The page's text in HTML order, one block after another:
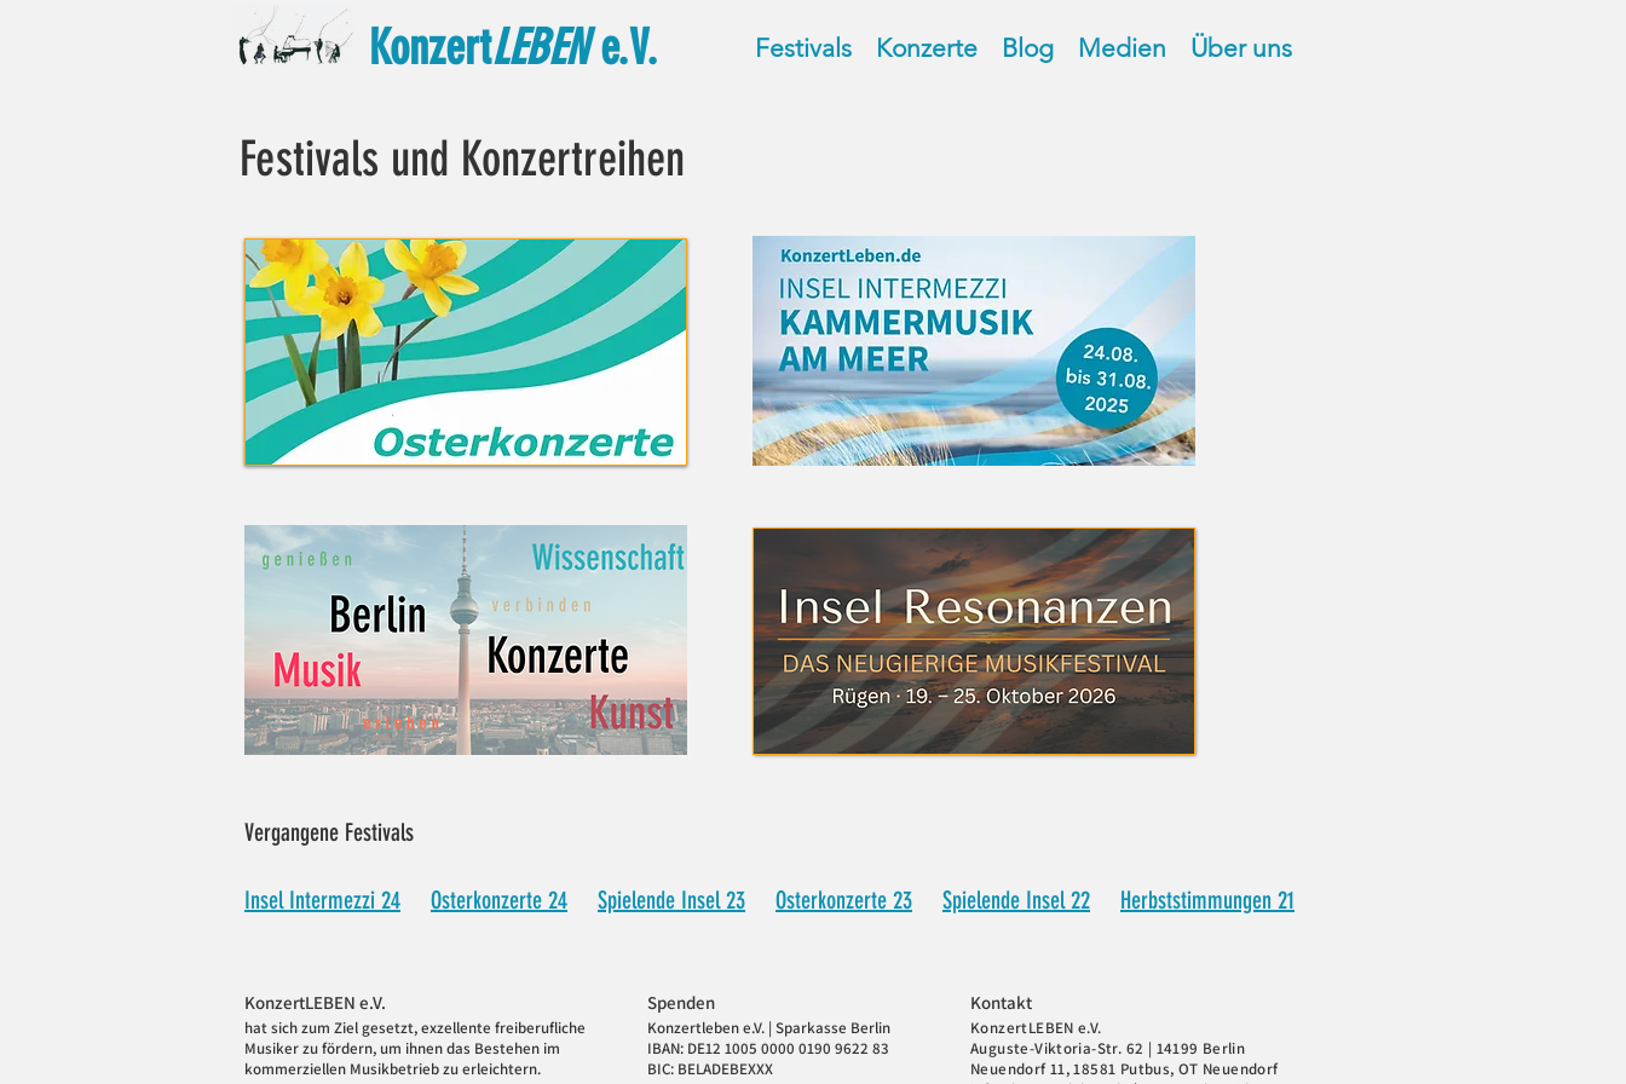
KonzertLEBENe.V. Festivals Konzerte Blog Medien Über uns
Festivals und Konzertreihen
Vergangene Festivals
Insel Intermezzi 24 Osterkonzerte 24 Spielende Insel 23 Osterkonzerte 23 Spielende Insel 22 Herbststimmungen 21
KonzertLEBEN e.V.
hat sich zum Ziel gesetzt, exzellente freiberufliche
Musiker zu fördern, um ihnen das Bestehen im
kommerziellen Musikbetrieb zu erleichtern.
Spenden
Konzertleben e.V. | Sparkasse Berlin
IBAN: DE12 1005 0000 0190 9622 83
BIC: BELADEBEXXX
Kontakt
KonzertLEBEN e.V.
Auguste-Viktoria-Str. 62 | 14199 Berlin
​Neuendorf 11, 18581 Putbus, OT Neuendorf